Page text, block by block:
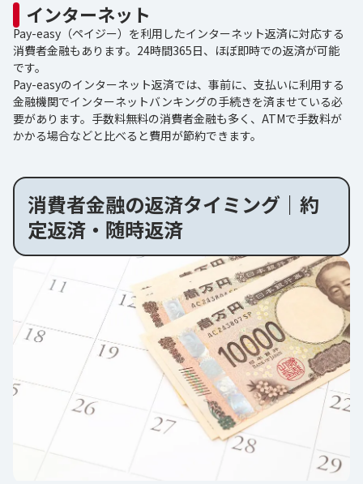
インターネット
Pay-easy（ペイジー）を利用したインターネット返済に対応する
消費者金融もあります。24時間365日、ほぼ即時での返済が可能
です。
Pay-easyのインターネット返済では、事前に、支払いに利用する
金融機関でインターネットバンキングの手続きを済ませている必
要があります。手数料無料の消費者金融も多く、ATMで手数料が
かかる場合などと比べると費用が節約できます。
消費者金融の返済タイミング｜約
定返済・随時返済